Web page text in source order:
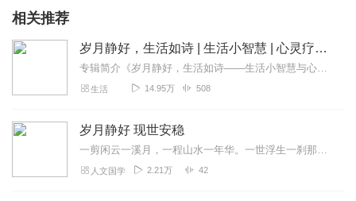
在一路的摸爬滚打中，你学会了向阳而生，不慌不忙，从容生长，
也慢慢明白只有充实自己，才是对抗生活最坚实的力量。
坚持每天进步一点点，日积月累，量变产生质变，最终迸发出强大
的力量，焕发出二十岁的生机。
五十岁，看淡一切，随遇而安。
的坦然接受，已然失去的，就让它随风而去。
五十岁最好的活法，是一切随缘。
凡事看淡，不用太放在心上。
别再跟老伴儿置气，少年夫妻老来伴，浮华散尽，你身边的那个
相关推荐
岁月静好，生活如诗 | 生活小智慧 | 心灵疗愈 | 舒缓情绪 | 养生小技巧 |提 升幸福感
专辑简介《岁月静好，生活如诗——生活小智慧与心灵小确幸》，一本关于生活智慧与心灵治愈的专辑。在这里，我将与你分享那些隐藏在日常点滴中的小智慧，那些能让我们心灵...
生活 14.95万 508
岁月静好 现世安稳
一剪闲云一溪月，一程山水一年华。一世浮生一刹那，一树菩提一烟霞。许多人，信步去看一场花事，渡船去赏一湖春水，从一座城到一个镇。一路风尘，有人将闲云装进行囊，有人...
人文国学 2.21万 42